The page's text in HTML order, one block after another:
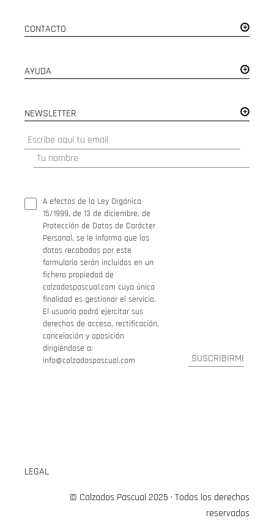
CONTACTO
AYUDA
NEWSLETTER
A efectos de la Ley Orgánica
15/1999, de 13 de diciembre, de
Protección de Datos de Carácter
Personal, se le informa que los
datos recabados por este
formulario serán incluidos en un
fichero propiedad de
calzadospascual.com cuya única
finalidad es gestionar el servicio.
El usuario podrá ejercitar sus
derechos de acceso, rectificación,
cancelación y oposición
dirigiéndose a:
info@calzadospascual.com
LEGAL
© Calzados Pascual 2025 · Todos los derechos
reservados